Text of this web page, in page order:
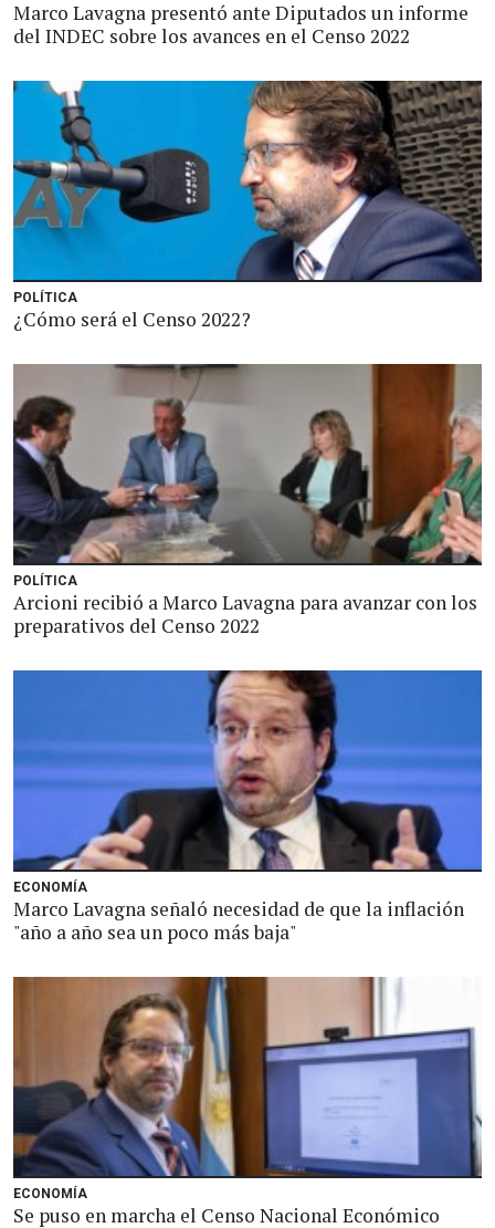
Marco Lavagna presentó ante Diputados un informe
del INDEC sobre los avances en el Censo 2022
POLÍTICA
¿Cómo será el Censo 2022?
POLÍTICA
Arcioni recibió a Marco Lavagna para avanzar con los
preparativos del Censo 2022
ECONOMÍA
Marco Lavagna señaló necesidad de que la inflación
"año a año sea un poco más baja"
ECONOMÍA
Se puso en marcha el Censo Nacional Económico